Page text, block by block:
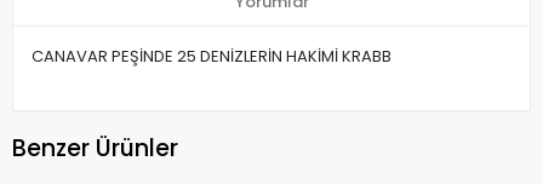
CANAVAR PEŞİNDE 25 DENİZLERİN HAKİMİ KRABB
Benzer Ürünler